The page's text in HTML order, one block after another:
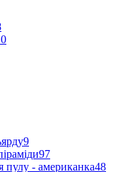
9
97
пулу - американка48